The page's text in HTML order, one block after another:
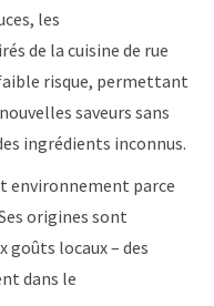
les
de la cuisine de rue
risque, permettant
saveurs sans
ingrédients inconnus.
environnement parce
origines sont
goûts locaux – des
dans le